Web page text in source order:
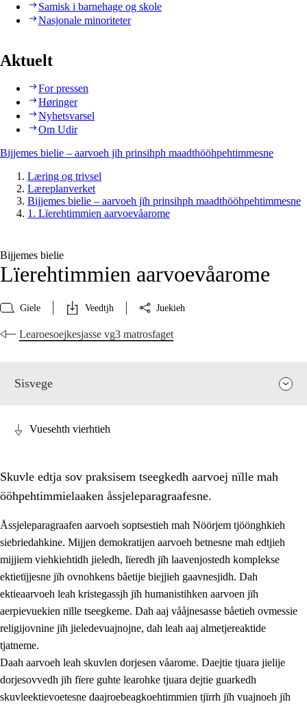
Samisk i barnehage og skole
Nasjonale minoriteter
Aktuelt
For pressen
Høringer
Nyhetsvarsel
Om Udir
Bijjemes bielie – aarvoeh jïh prinsihph maadthööhpehtimmesne
Læring og trivsel
Læreplanverket
Bijjemes bielie – aarvoeh jïh prinsihph maadthööhpehtimmesne
1. Lïerehtimmien aarvoevåarome
Bijjemes bielie
Lïerehtimmien aarvoevåarome
Gïele Veedtjh Juekieh
Learoesoejkesjasse vg3 matrosfaget
Sisvege
1. Lïerehtimmien aarvoevåarome
1.1 Almetjeaarvoe
1.2 Identiteete jïh kulturellen gellievoete
1.3
1.4
Skaepiedimmievoeteaavoe, eadtjohkevoete jïh
goerehtimmievæljoe
Vuesehth vierhtieh
Skuvle edtja sov praksisem tseegkedh aarvoej nïlle mah
ööhpehtimmielaaken åssjeleparagraafesne.
Åssjeleparagraafen aarvoeh soptsestieh mah Nöörjem tjöönghkieh
siebriedahkine. Mijjen demokratijen aarvoeh betnesne mah edtjieh
mijjiem viehkiehtidh jieledh, lïeredh jïh laavenjostedh komplekse
ektietïjjesne jïh ovnohkens båetije biejjieh gaavnesjidh. Dah
ektieaarvoeh leah kristegassjh jïh humanistihken aarvoen jïh
aerpievuekien nïlle tseegkeme. Dah aaj vååjnesasse båetieh ovmessie
religijovnine jïh jieledevuajnojne, dah leah aaj almetjereaktide
tjatneme.
Daah aarvoeh leah skuvlen dorjesen våarome. Daejtie tjuara jielije
dorjesovvedh jïh fïere guhte learohke tjuara dejtie guarkedh
skuvleektievoetesne daajroebeagkoehtimmien tjïrrh jïh vuajnoeh jïh